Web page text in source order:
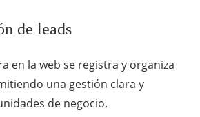
de leads
en la web se registra y organiza
una gestión clara y
de negocio.